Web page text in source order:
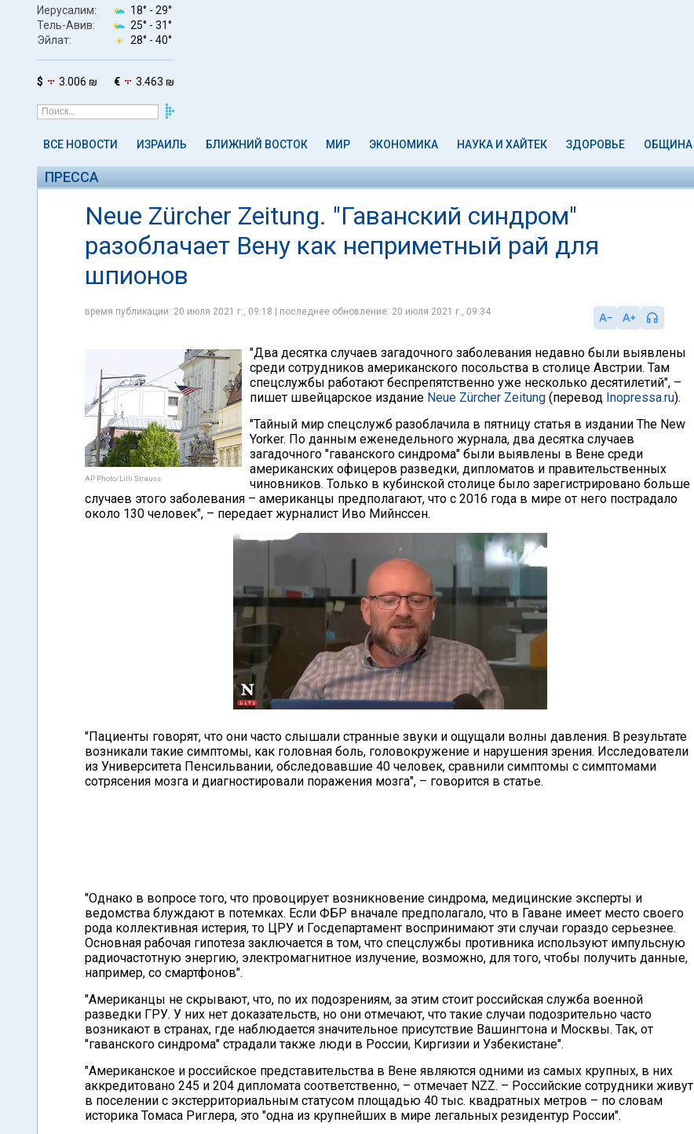
Иерусалим: 18° - 29°
Тель-Авив:
25° - 31°
Эйлат:
28° - 40°
$ 3.006 ₪ € 3.463 ₪
ВСЕ НОВОСТИ ИЗРАИЛЬ БЛИЖНИЙ ВОСТОК МИР ЭКОНОМИКА НАУКА И ХАЙТЕК ЗДОРОВЬЕ ОБЩИНА
ПРЕССА
Neue Zürcher Zeitung. "Гаванский синдром"
разоблачает Вену как неприметный рай для
шпионов
время публикации: 20 июля 2021 г., 09:18 | последнее обновление: 20 июля 2021 г., 09:34
AP Photo/Lilli Strauss
"Два десятка случаев загадочного заболевания недавно были выявлены
среди сотрудников американского посольства в столице Австрии. Там
спецслужбы работают беспрепятственно уже несколько десятилетий", –
пишет швейцарское издание Neue Zürcher Zeitung (перевод Inopressa.ru).
"Тайный мир спецслужб разоблачила в пятницу статья в издании The New
Yorker. По данным еженедельного журнала, два десятка случаев
загадочного "гаванского синдрома" были выявлены в Вене среди
американских офицеров разведки, дипломатов и правительственных
чиновников. Только в кубинской столице было зарегистрировано больше
случаев этого заболевания – американцы предполагают, что с 2016 года в мире от него пострадало
около 130 человек", – передает журналист Иво Мийнссен.
"Пациенты говорят, что они часто слышали странные звуки и ощущали волны давления. В результате
возникали такие симптомы, как головная боль, головокружение и нарушения зрения. Исследователи
из Университета Пенсильвании, обследовавшие 40 человек, сравнили симптомы с симптомами
сотрясения мозга и диагностировали поражения мозга", – говорится в статье.
"Однако в вопросе того, что провоцирует возникновение синдрома, медицинские эксперты и
ведомства блуждают в потемках. Если ФБР вначале предполагало, что в Гаване имеет место своего
рода коллективная истерия, то ЦРУ и Госдепартамент воспринимают эти случаи гораздо серьезнее.
Основная рабочая гипотеза заключается в том, что спецслужбы противника используют импульсную
радиочастотную энергию, электромагнитное излучение, возможно, для того, чтобы получить данные,
например, со смартфонов".
"Американцы не скрывают, что, по их подозрениям, за этим стоит российская служба военной
разведки ГРУ. У них нет доказательств, но они отмечают, что такие случаи подозрительно часто
возникают в странах, где наблюдается значительное присутствие Вашингтона и Москвы. Так, от
"гаванского синдрома" страдали также люди в России, Киргизии и Узбекистане".
"Американское и российское представительства в Вене являются одними из самых крупных, в них
аккредитовано 245 и 204 дипломата соответственно, – отмечает NZZ. – Российские сотрудники живут
в поселении с экстерриториальным статусом площадью 40 тыс. квадратных метров – по словам
историка Томаса Риглера, это "одна из крупнейших в мире легальных резидентур России".